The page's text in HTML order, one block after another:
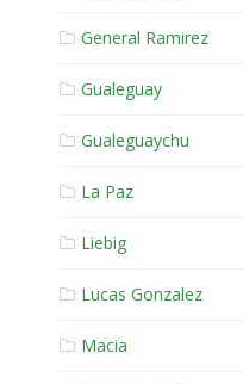
General Ramirez
Gualeguay
Gualeguaychu
La Paz
Liebig
Lucas Gonzalez
Macia